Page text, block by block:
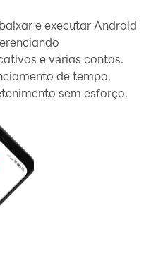
: Android no seu
claramente em uma
com o mouse e o
que com o teclado de
preocupar com a
e
vários
arquivos torna muito
e arquivos.
e executar Android
e várias contas.
de tempo,
sem esforço.